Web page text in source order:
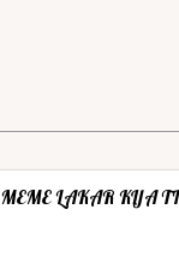
MEME LAKAR KIJA